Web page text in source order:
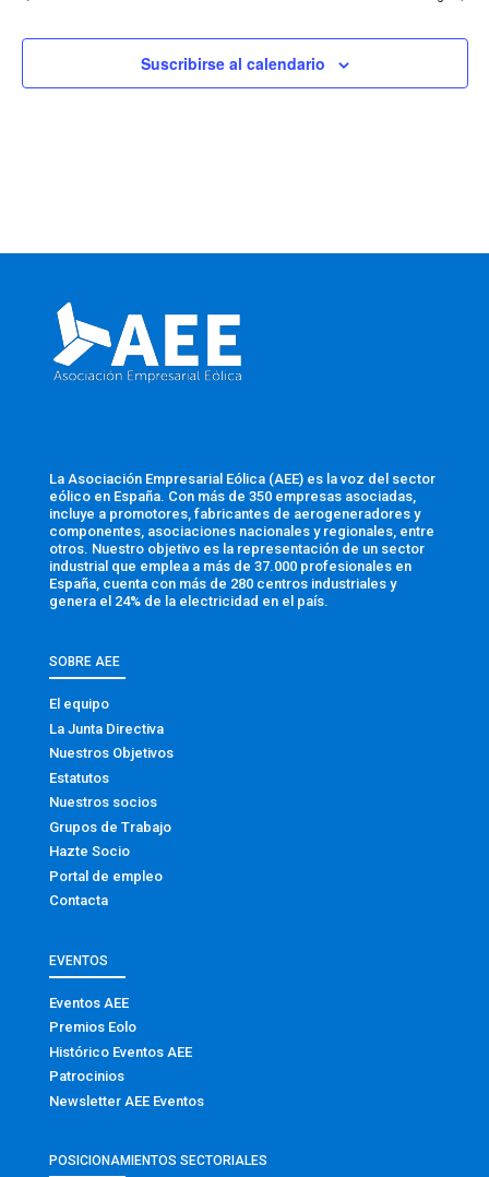
Suscribirse al calendario
La Asociación Empresarial Eólica (AEE) es la voz del sector
eólico en España. Con más de 350 empresas asociadas,
incluye a promotores, fabricantes de aerogeneradores y
componentes, asociaciones nacionales y regionales, entre
otros. Nuestro objetivo es la representación de un sector
industrial que emplea a más de 37.000 profesionales en
España, cuenta con más de 280 centros industriales y
genera el 24% de la electricidad en el país.
SOBRE AEE
El equipo
La Junta Directiva
Nuestros Objetivos
Estatutos
Nuestros socios
Grupos de Trabajo
Hazte Socio
Portal de empleo
Contacta
EVENTOS
Eventos AEE
Premios Eolo
Histórico Eventos AEE
Patrocinios
Newsletter AEE Eventos
POSICIONAMIENTOS SECTORIALES